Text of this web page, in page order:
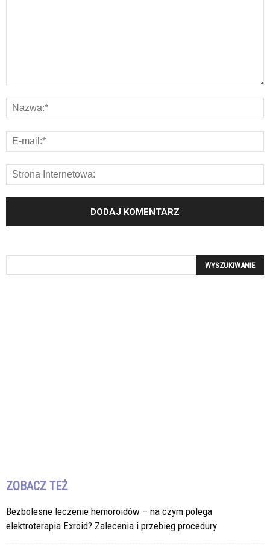
ZOBACZ TEŻ
Bezbolesne leczenie hemoroidów – na czym polega
elektroterapia Exroid? Zalecenia i przebieg procedury